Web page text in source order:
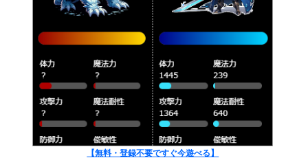
【無料・登録不要ですぐ今遊べる】